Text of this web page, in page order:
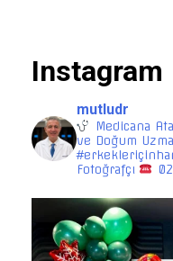
Instagram
mutludr
Medicana
ve Doğum
Fotoğrafçı